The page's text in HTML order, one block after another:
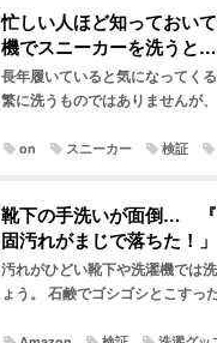
忙しい人ほど知っておい
機でスニーカーを洗うと…
長年履いていると気になってく
繁に洗うものではありませんが
on スニーカー 検証
靴下の手洗いが面倒… 『
固汚れがまじで落ちた！
汚れがひどい靴下や洗濯機では
ょう。 石鹸でゴシゴシとこすっ